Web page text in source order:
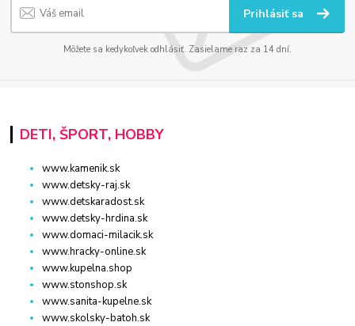
Prihlásiť sa
Môžete sa kedykoľvek odhlásiť. Zasielame raz za 14 dní.
DETI, ŠPORT, HOBBY
www.kamenik.sk
www.detsky-raj.sk
www.detskaradost.sk
www.detsky-hrdina.sk
www.domaci-milacik.sk
www.hracky-online.sk
www.kupelna.shop
www.stonshop.sk
www.sanita-kupelne.sk
www.skolsky-batoh.sk